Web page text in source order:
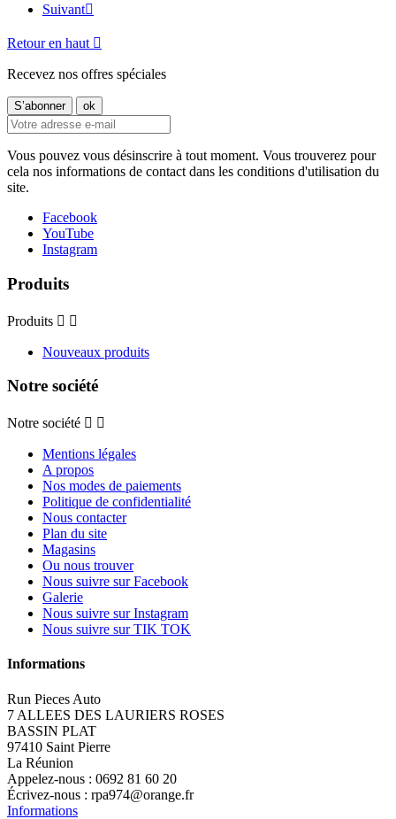
Suivant
Retour en haut 
Recevez nos offres spéciales
Vous pouvez vous désinscrire à tout moment. Vous trouverez pour
cela nos informations de contact dans les conditions d'utilisation du
site.
Facebook
YouTube
Instagram
Produits
Produits  
Nouveaux produits
Notre société
Notre société  
Mentions légales
A propos
Nos modes de paiements
Politique de confidentialité
Nous contacter
Plan du site
Magasins
Ou nous trouver
Nous suivre sur Facebook
Galerie
Nous suivre sur Instagram
Nous suivre sur TIK TOK
Informations
Run Pieces Auto
7 ALLEES DES LAURIERS ROSES
BASSIN PLAT
97410 Saint Pierre
La Réunion
Appelez-nous : 0692 81 60 20
Écrivez-nous : rpa974@orange.fr
Informations